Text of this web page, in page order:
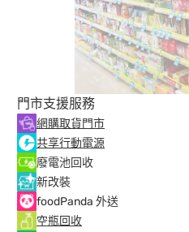
門市支援服務
網購取貨門市
共享行動電源
廢電池回收
新改裝
foodPanda 外送
空瓶回收